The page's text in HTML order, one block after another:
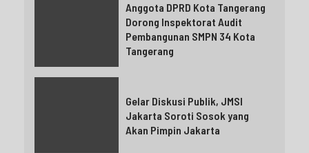
Anggota DPRD Kota Tangerang
Dorong Inspektorat Audit
Pembangunan SMPN 34 Kota
Tangerang
Gelar Diskusi Publik, JMSI
Jakarta Soroti Sosok yang
Akan Pimpin Jakarta